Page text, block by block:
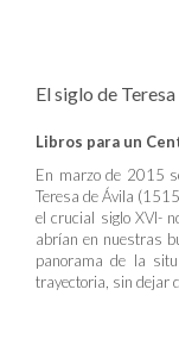
El siglo de
Libros para un
En marzo de 2015
Teresa de Ávila
el crucial siglo XVI-
abrían en nuestras
panorama de la
trayectoria, sin dejar